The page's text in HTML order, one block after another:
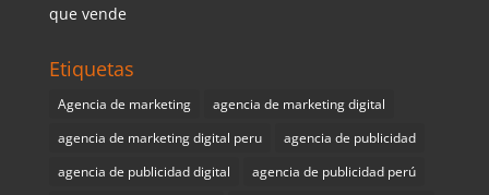
que vende
Etiquetas
Agencia de marketing
agencia de marketing digital
agencia de marketing digital peru
agencia de publicidad
agencia de publicidad digital
agencia de publicidad perú